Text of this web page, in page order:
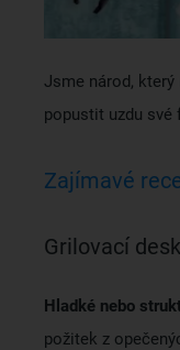
Jsme národ,
popustit uzdu své
Zajímavé
Grilovací
Hladké nebo
požitek z